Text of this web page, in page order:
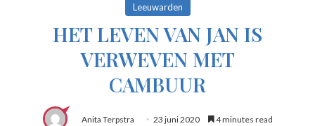
Leeuwarden
HET LEVEN VAN JAN IS
VERWEVEN MET
CAMBUUR
Anita Terpstra 23 juni 2020 4 minutes read